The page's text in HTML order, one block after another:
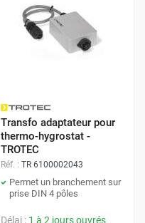
Transfo adaptateur pour
thermo-hygrostat -
TROTEC
Réf. : TR 6100002043
Permet un branchement sur
prise DIN 4 pôles
Délai : 1 à 2 jours ouvrés